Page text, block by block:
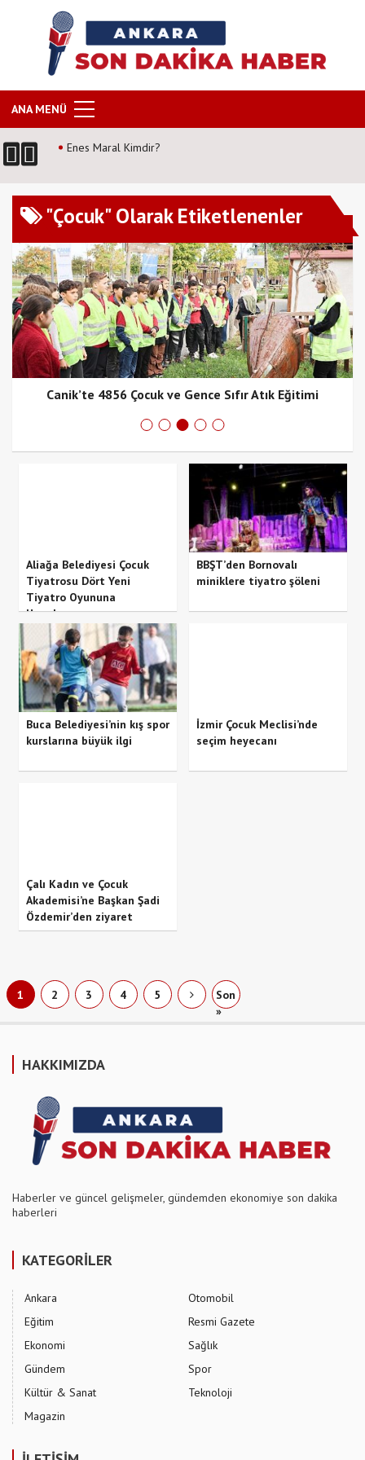
ANA MENÜ
Enes Maral Kimdir?
"Çocuk" Olarak Etiketlenenler
Canik’te 4856 Çocuk ve Gence Sıfır Atık Eğitimi
Aliağa Belediyesi Çocuk
Tiyatrosu Dört Yeni
Tiyatro Oyununa
Hazırlanıyor
BBŞT’den Bornovalı
miniklere tiyatro şöleni
Buca Belediyesi’nin kış spor
kurslarına büyük ilgi
İzmir Çocuk Meclisi’nde
seçim heyecanı
Çalı Kadın ve Çocuk
Akademisi’ne Başkan Şadi
Özdemir’den ziyaret
1 2 3 4 5
Son
»
HAKKIMIZDA
Haberler ve güncel gelişmeler, gündemden ekonomiye son dakika
haberleri
KATEGORİLER
Ankara
Eğitim
Ekonomi
Gündem
Kültür & Sanat
Magazin
Otomobil
Resmi Gazete
Sağlık
Spor
Teknoloji